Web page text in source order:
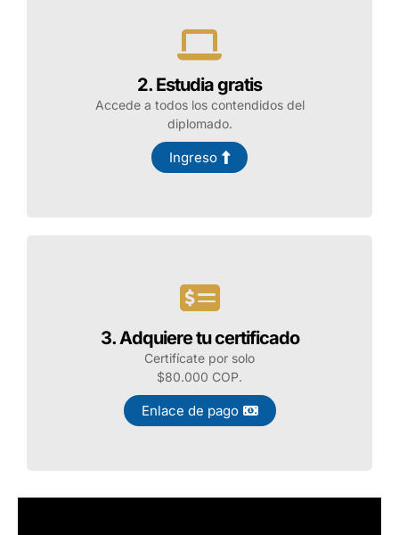
estudiantes de psicología;
profesionales y estudiantes de
programas afines a las ciencias
del deporte; deportistas y demás
personas interesadas en el
aprendizaje de la psicología
deportiva.
2. Estudia gratis
Accede a todos los contendidos del
diplomado.
Ingreso
3. Adquiere tu certificado
Certifícate por solo
$80.000 COP.
Enlace de pago